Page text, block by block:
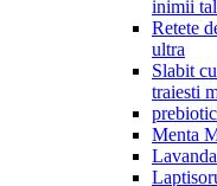
inimii
Retete
ultra
Slabit
traiesti
Menta